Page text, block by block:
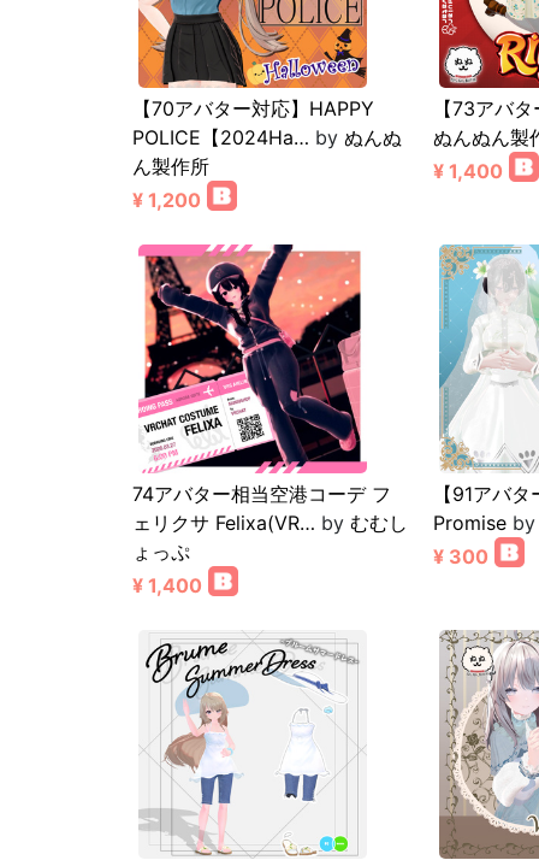
【70アバター対応】HAPPY
POLICE【2024Ha… by ぬんぬ
ん製作所
¥ 1,200
【73アバ
ぬんぬん製
¥ 1,400
74アバター相当空港コーデ フ
ェリクサ Felixa(VR… by むむし
ょっぷ
¥ 1,400
【91アバ
Promise
¥ 300